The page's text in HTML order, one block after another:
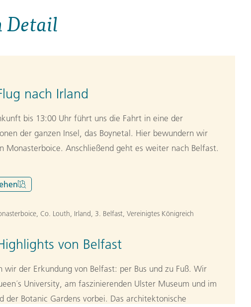
Detail
nach Irland
bis 13:00 Uhr führt uns die Fahrt in eine der
der ganzen Insel, das Boynetal. Hier bewundern wir
Monasterboice. Anschließend geht es weiter nach Belfast.
Co. Louth, Irland, 3. Belfast, Vereinigtes Königreich
von Belfast
wir der Erkundung von Belfast: per Bus und zu Fuß. Wir
University, am faszinierenden Ulster Museum und im
der Botanic Gardens vorbei. Das architektonische